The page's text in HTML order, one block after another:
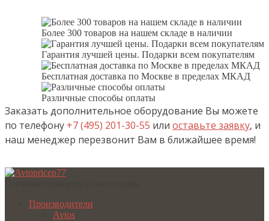
Более 300 товаров на нашем складе в наличии
Гарантия лучшей цены. Подарки всем покупателям
Бесплатная доставка по Москве в пределах МКАД
Различные способы оплаты
Заказать дополнительное оборудование Вы можете
по телефону +7 (495) 201-30-55 или оставьте заявку, и
наш менеджер перезвонит Вам в ближайшее время!
Производители
Avtos